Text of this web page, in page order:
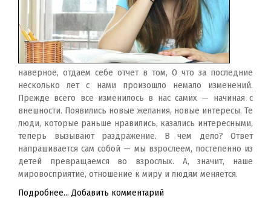
наверное, отдаем себе отчет в том, О что за последние
несколько лет с нами произошло немало изменений.
Прежде всего все изменилось в нас самих — начиная с
внешности. Появились новые желания, новые интересы. Те
люди, которые раньше нравились, казались интересными,
теперь вызывают раздражение. В чем дело? Ответ
напрашивается сам собой — мы взрослеем, постепенно из
детей превращаемся во взрослых. А, значит, наше
мировосприятие, отношение к миру и людям меняется.
Подробнее... Добавить комментарий